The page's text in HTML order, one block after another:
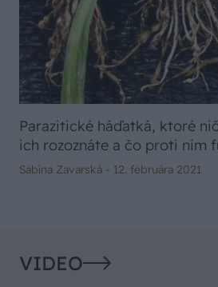
Parazitické háďatká, ktoré
ich rozoznáte a čo proti nim
Sabína Zavarská - 12. februára 2021
VIDEO